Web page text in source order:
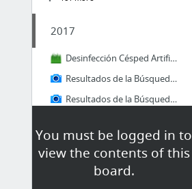
You must be logged in to
view the contents of this
board.
2017
Desinfección Césped Artificial - Best Garden
Resultados de la Búsqueda de imágenes de Google de https://balcondecordoba.com/wp-conte...
Resultados de la Búsqueda de imágenes de Google de https://guiarepsol.s3.amazonaws.com/...
21 juegos de mesa a descubrir si el Monopoly ya te aburre
Original Xiaomi Mi Magic Controller -$11.99 Online Shopping| GearBest.com